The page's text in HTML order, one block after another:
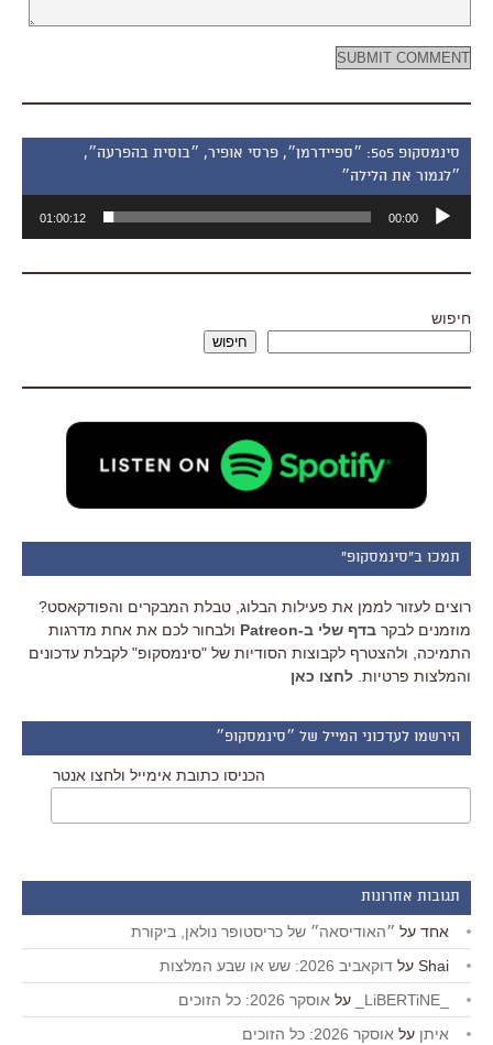
סינמסקופ 505: ״ספיידרמן״, פרסי אופיר, ״בוסית בהפרעה״,
״לגמור את הלילה״
אודיו
00:00
01:00:12
חיפוש
חיפוש
תמכו ב"סינמסקופ"
רוצים לעזור לממן את פעילות הבלוג, טבלת המבקרים והפודקאסט?
מוזמנים לבקר בדף שלי ב-Patreon
ולבחור לכם את אחת מדרגות
התמיכה, ולהצטרף לקבוצות הסודיות של "סינמסקופ" לקבלת עדכונים
והמלצות פרטיות. לחצו כאן
הירשמו לעדכוני המייל של ״סינמסקופ״
הכניסו כתובת אימייל ולחצו אנטר
תגובות אחרונות
אחד על ״האודיסאה״ של כריסטופר נולאן, ביקורת
Shai על דוקאביב 2026: שש או שבע המלצות
על אוסקר 2026: כל הזוכים
איתן על אוסקר 2026: כל הזוכים